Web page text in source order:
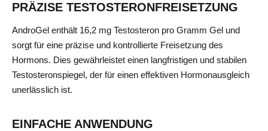
PRÄZISE TESTOSTERONFREISETZUNG
AndroGel enthält 16,2 mg Testosteron pro Gramm Gel und
sorgt für eine präzise und kontrollierte Freisetzung des
Hormons. Dies gewährleistet einen langfristigen und stabilen
Testosteronspiegel, der für einen effektiven Hormonausgleich
unerlässlich ist.
EINFACHE ANWENDUNG